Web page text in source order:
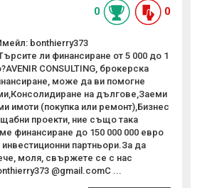
0 0
bonthierry373
ли финансиране от 5 000 до 1
CONSULTING, брокерска
може да ви помогне
на дългове,Заеми
имоти (покупка или ремонт),Бизнес
проекти, ние също така
финансиране до 150 000 000 евро
партньори.За да
моля, свържете се с нас
@gmail.comС ...